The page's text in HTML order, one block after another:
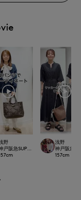
野
戸阪急SUPERIORCLOSET
cm
浅野
神戸阪急
157cm